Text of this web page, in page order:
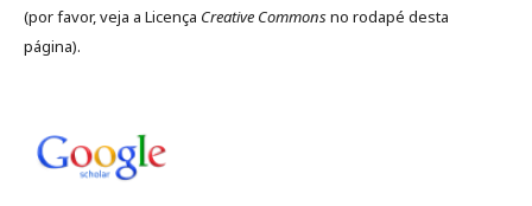
(por favor, veja a Licença Creative Commonsno rodapé desta
página).